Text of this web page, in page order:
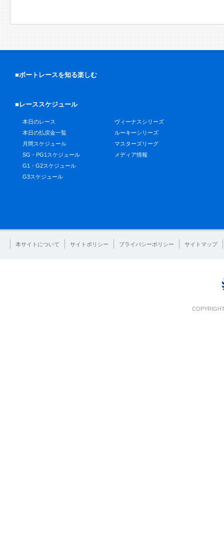
■ボートレースを知る楽しむ
■レーススケジュール
本日のレース
本日の払戻金一覧
月間スケジュール
SG・PG1スケジュール
G1・G2スケジュール
G3スケジュール
ヴィーナスシリーズ
ルーキーシリーズ
マスターズリーグ
メディア情報
本サイトについて サイトポリシー プライバシーポリシー サイトマップ